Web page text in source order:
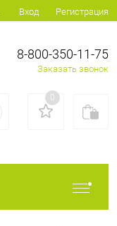
Вход Регистрация
8-800-350-11-75
Заказать звонок
0